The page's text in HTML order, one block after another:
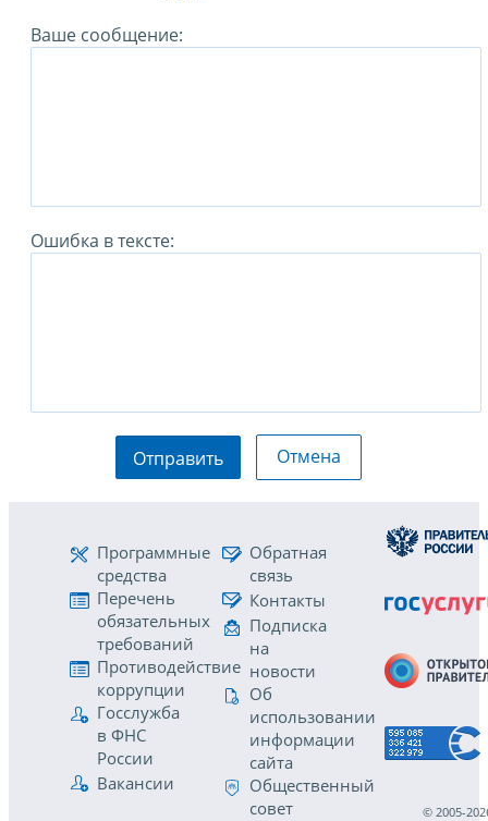
Ваше сообщение:
Ошибка в тексте:
Отправить Отмена
Программные
средства
Перечень
обязательных
требований
Противодействие
коррупции
Госслужба
в ФНС
России
Вакансии
Обратная
связь
Контакты
Подписка
на
новости
Об
использовании
информации
сайта
Общественный
совет
© 2005-